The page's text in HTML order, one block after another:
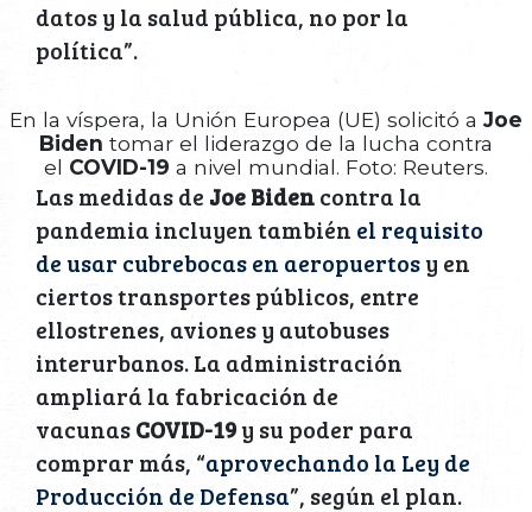
datos y la salud pública, no por la
política”.
En la víspera, la Unión Europea (UE) solicitó a Joe
Biden tomar el liderazgo de la lucha contra
el COVID-19 a nivel mundial. Foto: Reuters.
Las medidas de Joe Bidencontra la
pandemia incluyen también el requisito
de usar cubrebocas en aeropuertosy en
ciertos transportes públicos, entre
ellostrenes, aviones y autobuses
interurbanos. La administración
ampliará la fabricación de
vacunasCOVID-19y su poder para
comprar más, “aprovechando la Ley de
Producción de Defensa”, según el plan.